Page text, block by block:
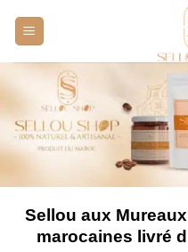
Sellou aux
marocaines livré